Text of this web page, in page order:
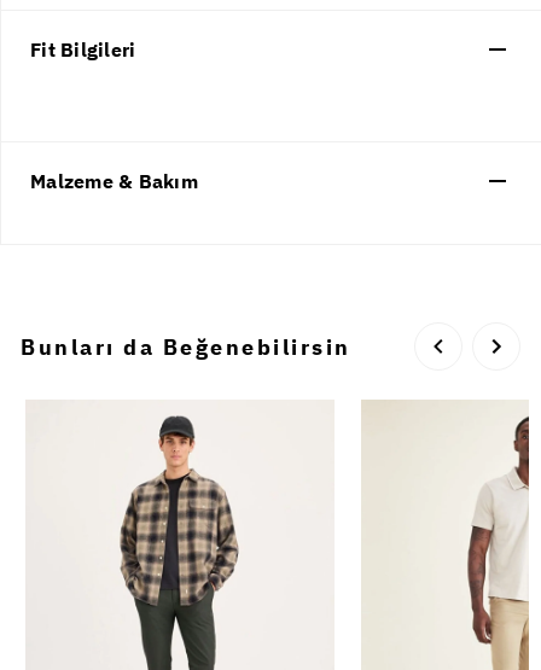
Fit Bilgileri
Malzeme & Bakım
Bunları da Beğenebilirsin